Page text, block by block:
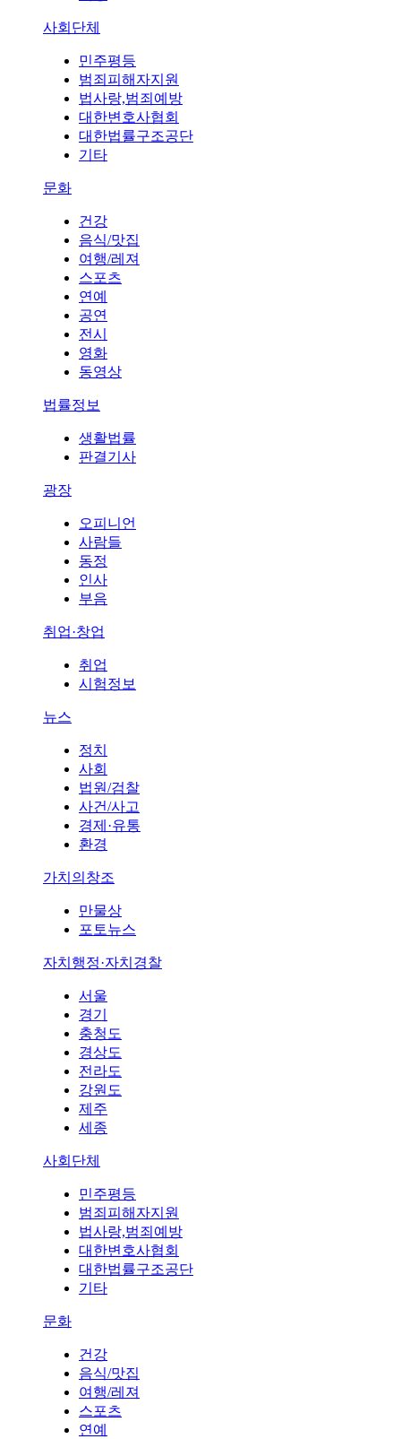
사회단체
민주평등
범죄피해자지원
법사랑,범죄예방
대한변호사협회
대한법률구조공단
기타
문화
건강
음식/맛집
여행/레져
스포츠
연예
공연
전시
영화
동영상
법률정보
생활법률
판결기사
광장
오피니언
사람들
동정
인사
부음
취업·창업
취업
시험정보
뉴스
정치
사회
법원/검찰
사건/사고
경제·유통
환경
가치의창조
만물상
포토뉴스
자치행정·자치경찰
서울
경기
충청도
경상도
전라도
강원도
제주
세종
사회단체
민주평등
범죄피해자지원
법사랑,범죄예방
대한변호사협회
대한법률구조공단
기타
문화
건강
음식/맛집
여행/레져
스포츠
연예